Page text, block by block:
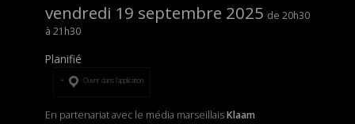
vendredi 19 septembre 2025
20h30
21h30
Planifié
Ouvrir dans l’application
En partenariat avec le média marseillaisKlaam